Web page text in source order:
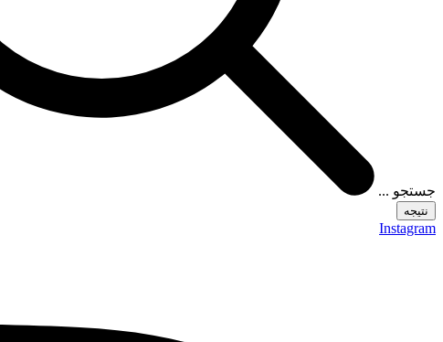
جستجو ...
نتیجه
Instagram